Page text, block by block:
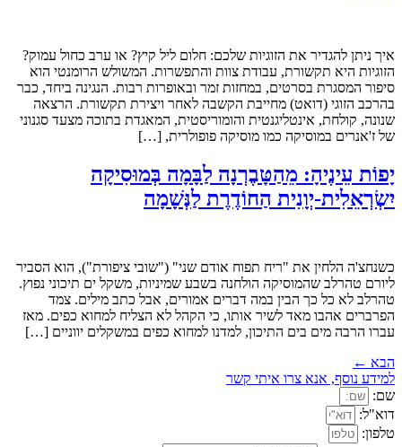
איך ניתן להגדיר את הזוגיות שלכם: חלום ליל קיץ? או ערב כחול עמוק?
הזוגיות היא תקשורת, עבודת צוות והתפשרות. המשולש הרומנטי הוא
סיפור המסגרת בסרטים, במחזות זמר ובאופרות רבות. הנגינה ביחד, כבר
בהרכב הזוגי (דואט) מחייבת הקשבה לאחר ויצירת תקשורת. הרצאה
שנונה, קולחת, אינטליגנטית והומוריסטית, המאגדת בתוכה מצעד סגנוני
של ז'אנרים במוסיקה כמו מוסיקה פופולרית, […]
יָפוֹת עֵינֶיהָ: מֵהַטָּבֶרְנָה לַבָּמָה בְּמוּסִיקָה
יִשְׂרְאֵלִית-יְוָנִית הַחוֹדֶרֶת לַנְּשָׁמָה
כשנחצ'ה הלחין את "ריח תפוח אודם שני" ("שובי ציפורת"), הוא הסביר
ליורם טהרלב שהמוסיקה הולחנה בשבע שמיניות, משקל ים תיכוני נפוץ.
טהרלב לא כל כך הבין במה דברים אמורים, אבל כתב מילים. צמד
הפרברים אהבו מאד לשיר אותו, כי הקהל לא הצליח למחוא כפים. מאז
עברו הרבה מים בים התיכון, למדנו למחוא כפים במשקלים יווניים […]
הבא ←
למידע נוסף, אנא צרו איתי קשר
שם:
דוא"ל:
טלפון: